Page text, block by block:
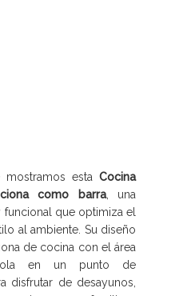
esta Cocina
como barra, una
que optimiza el
al ambiente. Su diseño
de cocina con el área
en un punto de
disfrutar de desayunos,